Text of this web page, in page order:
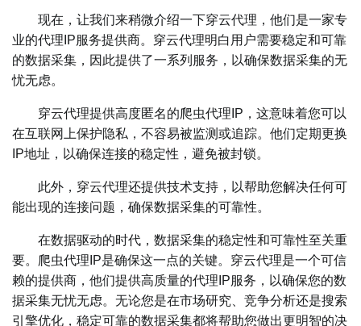
现在，让我们来稍微介绍一下穿云代理，他们是一家专
业的代理IP服务提供商。穿云代理明白用户需要稳定和可靠
的数据采集，因此提供了一系列服务，以确保数据采集的无
忧无虑。
穿云代理提供高度匿名的爬虫代理IP，这意味着您可以
在互联网上保护隐私，不容易被监测或追踪。他们定期更换
IP地址，以确保连接的稳定性，避免被封锁。
此外，穿云代理还提供技术支持，以帮助您解决任何可
能出现的连接问题，确保数据采集的可靠性。
在数据驱动的时代，数据采集的稳定性和可靠性至关重
要。爬虫代理IP是确保这一点的关键。穿云代理是一个可信
赖的提供商，他们提供高质量的代理IP服务，以确保您的数
据采集无忧无虑。无论您是在市场研究、竞争分析还是搜索
引擎优化，稳定可靠的数据采集都将帮助您做出更明智的决